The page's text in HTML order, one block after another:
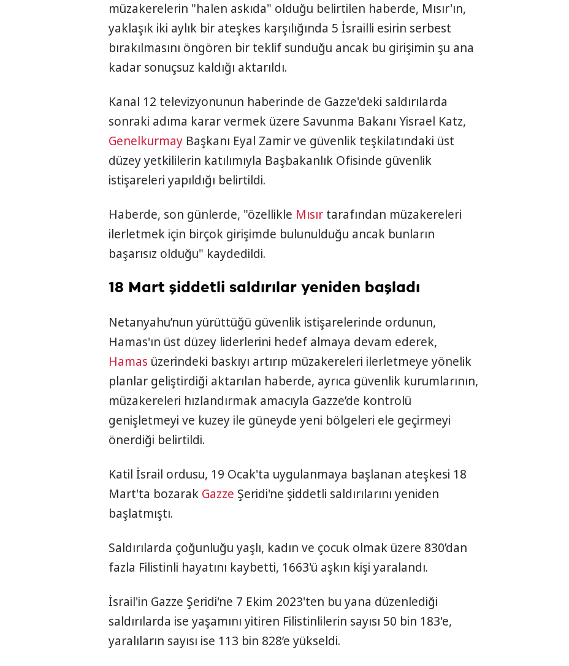
müzakerelerin "halen askıda" olduğu belirtilen haberde, Mısır'ın,
yaklaşık iki aylık bir ateşkes karşılığında 5 İsrailli esirin serbest
bırakılmasını öngören bir teklif sunduğu ancak bu girişimin şu ana
kadar sonuçsuz kaldığı aktarıldı.
Kanal 12 televizyonunun haberinde de Gazze'deki saldırılarda
sonraki adıma karar vermek üzere Savunma Bakanı Yisrael Katz,
Genelkurmay Başkanı Eyal Zamir ve güvenlik teşkilatındaki üst
düzey yetkililerin katılımıyla Başbakanlık Ofisinde güvenlik
istişareleri yapıldığı belirtildi.
Haberde, son günlerde, "özellikle Mısır tarafından müzakereleri
ilerletmek için birçok girişimde bulunulduğu ancak bunların
başarısız olduğu" kaydedildi.
18 Mart şiddetli saldırılar yeniden başladı
Netanyahu’nun yürüttüğü güvenlik istişarelerinde ordunun,
Hamas'ın üst düzey liderlerini hedef almaya devam ederek,
Hamas üzerindeki baskıyı artırıp müzakereleri ilerletmeye yönelik
planlar geliştirdiği aktarılan haberde, ayrıca güvenlik kurumlarının,
müzakereleri hızlandırmak amacıyla Gazze’de kontrolü
genişletmeyi ve kuzey ile güneyde yeni bölgeleri ele geçirmeyi
önerdiği belirtildi.
Katil İsrail ordusu, 19 Ocak'ta uygulanmaya başlanan ateşkesi 18
Mart'ta bozarak Gazze Şeridi'ne şiddetli saldırılarını yeniden
başlatmıştı.
Saldırılarda çoğunluğu yaşlı, kadın ve çocuk olmak üzere 830’dan
fazla Filistinli hayatını kaybetti, 1663'ü aşkın kişi yaralandı.
İsrail'in Gazze Şeridi'ne 7 Ekim 2023'ten bu yana düzenlediği
saldırılarda ise yaşamını yitiren Filistinlilerin sayısı 50 bin 183'e,
yaralıların sayısı ise 113 bin 828’e yükseldi.